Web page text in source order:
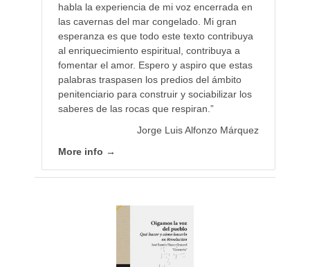
habla la experiencia de mi voz encerrada en
las cavernas del mar congelado. Mi gran
esperanza es que todo este texto contribuya
al enriquecimiento espiritual, contribuya a
fomentar el amor. Espero y aspiro que estas
palabras traspasen los predios del ámbito
penitenciario para construir y sociabilizar los
saberes de las rocas que respiran.”
Jorge Luis Alfonzo Márquez
More info →